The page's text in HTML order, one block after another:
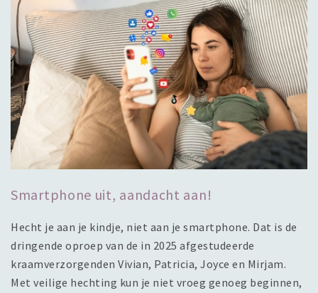
Smartphone uit, aandacht aan!
Hecht je aan je kindje, niet aan je smartphone. Dat is de
dringende oproep van de in 2025 afgestudeerde
kraamverzorgenden Vivian, Patricia, Joyce en Mirjam.
Met veilige hechting kun je niet vroeg genoeg beginnen,